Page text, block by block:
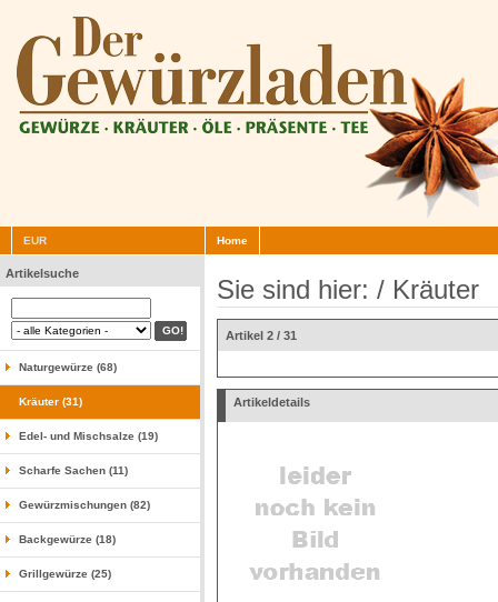
EUR Home
Artikelsuche
Naturgewürze (68)
Kräuter (31)
Edel- und Mischsalze (19)
Scharfe Sachen (11)
Gewürzmischungen (82)
Backgewürze (18)
Grillgewürze (25)
Sie sind hier: / Kräuter
Artikel 2 / 31
Artikeldetails